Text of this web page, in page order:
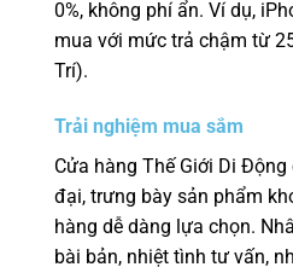
0%, không phí ẩn. Ví dụ,
mua với mức trả chậm từ
Trí).
Trải nghiệm mua sắm
Cửa hàng Thế Giới Di
đại, trưng bày sản phẩm
hàng dễ dàng lựa chọn.
bài bản, nhiệt tình tư vấn,